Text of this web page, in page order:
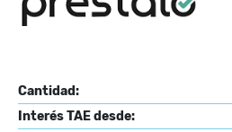
Cantidad:
Interés TAE desde: